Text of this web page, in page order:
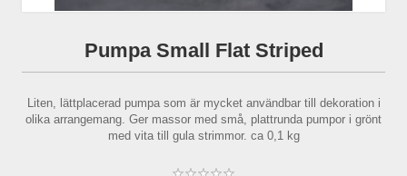
Pumpa Small Flat Striped
Liten, lättplacerad pumpa som är mycket användbar till dekoration i
olika arrangemang. Ger massor med små, plattrunda pumpor i grönt
med vita till gula strimmor. ca 0,1 kg